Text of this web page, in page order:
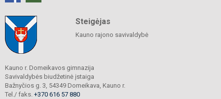
Steigėjas
Kauno rajono savivaldybė
Kauno r. Domeikavos gimnazija
Savivaldybės biudžetinė įstaiga
Bažnyčios g. 3, 54349 Domeikava, Kauno r.
Tel./ faks. +370 616 57 880